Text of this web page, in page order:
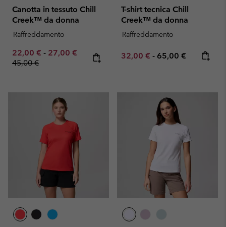
Canotta in tessuto Chill
Creek™ da donna
Raffreddamento
Minimum sale price:
22,00 € - Maximum sale price:
27,00 € Regular price:
45,00 €
T-shirt tecnica Chill
Creek™ da donna
Raffreddamento
Minimum sale price:
32,00 € - Maximum price:
65,00 €